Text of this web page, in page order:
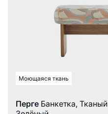
Моющаяся ткань
Перге Банкетка,